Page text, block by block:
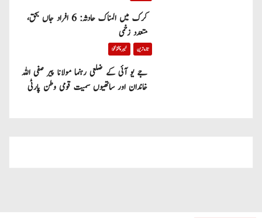
کرک میں المناک حادثہ: 6 افراد جاں بحق،
متعدد زخمی
تازہ ترین خیبر پختونخوا
جے یو آئی کے ضلعی رہنما مولانا پیر صفی اللہ
خاندان اور ساتھیوں سمیت قومی وطن پارٹی